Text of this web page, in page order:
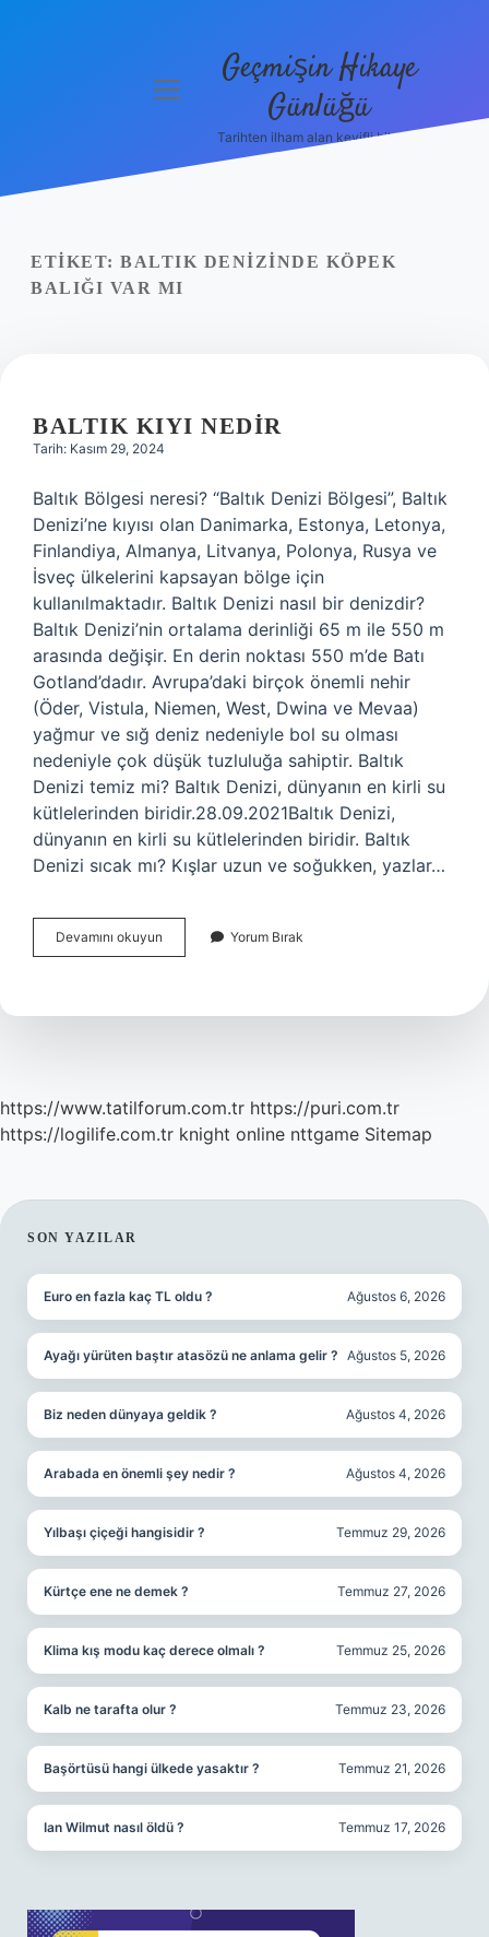
Yasal Uyarı
menüyü
Geçmişin Hikaye
Günlüğü
Tarihten ilham alan keyifli bilgiler!
ETIKET: BALTIK DENIZINDE KÖPEK
BALIĞI VAR MI
BALTIK KIYI NEDIR
Tarih: Kasım 29, 2024
Baltık Bölgesi neresi? “Baltık Denizi Bölgesi”, Baltık
Denizi’ne kıyısı olan Danimarka, Estonya, Letonya,
Finlandiya, Almanya, Litvanya, Polonya, Rusya ve
İsveç ülkelerini kapsayan bölge için
kullanılmaktadır. Baltık Denizi nasıl bir denizdir?
Baltık Denizi’nin ortalama derinliği 65 m ile 550 m
arasında değişir. En derin noktası 550 m’de Batı
Gotland’dadır. Avrupa’daki birçok önemli nehir
(Öder, Vistula, Niemen, West, Dwina ve Mevaa)
yağmur ve sığ deniz nedeniyle bol su olması
nedeniyle çok düşük tuzluluğa sahiptir. Baltık
Denizi temiz mi? Baltık Denizi, dünyanın en kirli su
kütlelerinden biridir.28.09.2021Baltık Denizi,
dünyanın en kirli su kütlelerinden biridir. Baltık
Denizi sıcak mı? Kışlar uzun ve soğukken, yazlar…
Devamını okuyun
Kıyı
Yorum Bırak
https://www.tatilforum.com.tr https://puri.com.tr
https://logilife.com.tr knight online nttgame Sitemap
SIDEBAR
SON YAZILAR
Euro en fazla kaç TL oldu ? Ağustos 6, 2026
Ayağı yürüten baştır atasözü ne anlama gelir ? Ağustos 5, 2026
Biz neden dünyaya geldik ? Ağustos 4, 2026
Arabada en önemli şey nedir ? Ağustos 4, 2026
Yılbaşı çiçeği hangisidir ? Temmuz 29, 2026
Kürtçe ene ne demek ? Temmuz 27, 2026
Klima kış modu kaç derece olmalı ? Temmuz 25, 2026
Kalb ne tarafta olur ? Temmuz 23, 2026
Başörtüsü hangi ülkede yasaktır ? Temmuz 21, 2026
Ian Wilmut nasıl öldü ? Temmuz 17, 2026